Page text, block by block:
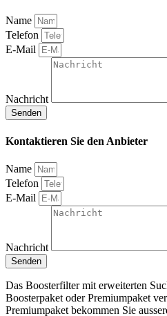
Name
Telefon
E-Mail
Nachricht
Senden
Kontaktieren Sie den Anbieter
Name
Telefon
E-Mail
Nachricht
Senden
Das Boosterfilter mit erweiterten
Boosterpaket oder Premiumpaket
Premiumpaket bekommen Sie